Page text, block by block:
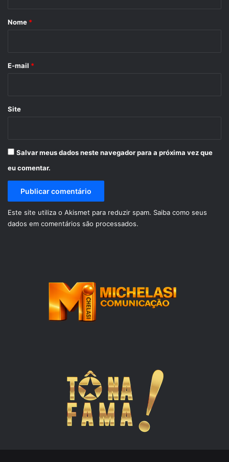
r
*
Nome *
E-mail *
Site
Salvar meus dados neste navegador para a próxima vez que
eu comentar.
Este site utiliza o Akismet para reduzir spam. Saiba como seus
dados em comentários são processados.